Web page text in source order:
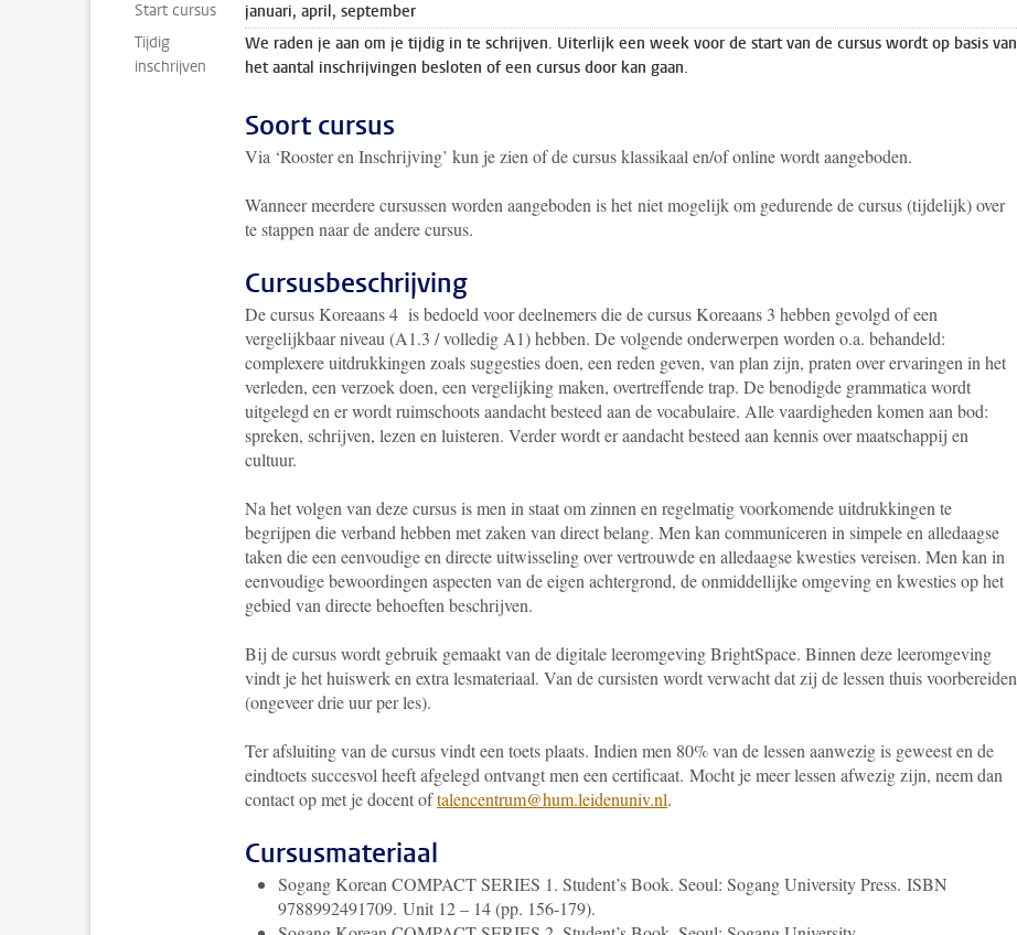
Start cursus
januari, april, september
Tijdig
inschrijven
We raden je aan om je tijdig in te schrijven. Uiterlijk een week voor de start van de cursus wordt op basis van
het aantal inschrijvingen besloten of een cursus door kan gaan.
Soort cursus
Via ‘Rooster en Inschrijving’ kun je zien of de cursus klassikaal en/of online wordt aangeboden.
Wanneer meerdere cursussen worden aangeboden is het niet mogelijk om gedurende de cursus (tijdelijk) over
te stappen naar de andere cursus.
Cursusbeschrijving
De cursus Koreaans 4 is bedoeld voor deelnemers die de cursus Koreaans 3 hebben gevolgd of een
vergelijkbaar niveau (A1.3 / volledig A1) hebben. De volgende onderwerpen worden o.a. behandeld:
complexere uitdrukkingen zoals suggesties doen, een reden geven, van plan zijn, praten over ervaringen in het
verleden, een verzoek doen, een vergelijking maken, overtreffende trap. De benodigde grammatica wordt
uitgelegd en er wordt ruimschoots aandacht besteed aan de vocabulaire. Alle vaardigheden komen aan bod:
spreken, schrijven, lezen en luisteren. Verder wordt er aandacht besteed aan kennis over maatschappij en
cultuur.
Na het volgen van deze cursus is men in staat om zinnen en regelmatig voorkomende uitdrukkingen te
begrijpen die verband hebben met zaken van direct belang. Men kan communiceren in simpele en alledaagse
taken die een eenvoudige en directe uitwisseling over vertrouwde en alledaagse kwesties vereisen. Men kan in
eenvoudige bewoordingen aspecten van de eigen achtergrond, de onmiddellijke omgeving en kwesties op het
gebied van directe behoeften beschrijven.
Bij de cursus wordt gebruik gemaakt van de digitale leeromgeving BrightSpace. Binnen deze leeromgeving
vindt je het huiswerk en extra lesmateriaal. Van de cursisten wordt verwacht dat zij de lessen thuis voorbereiden
(ongeveer drie uur per les).
Ter afsluiting van de cursus vindt een toets plaats. Indien men 80% van de lessen aanwezig is geweest en de
eindtoets succesvol heeft afgelegd ontvangt men een certificaat. Mocht je meer lessen afwezig zijn, neem dan
contact op met je docent oftalencentrum@hum.leidenuniv.nl.
Cursusmateriaal
Sogang Korean COMPACT SERIES 1. Student’s Book. Seoul: Sogang University Press. ISBN
9788992491709. Unit 12– 14 (pp. 156-179).